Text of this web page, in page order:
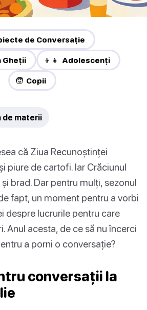
de Conversație
Gheții 👦👧 Adolescenți
🧒 Copii
de materii
că Ziua Recunoștinței
piure de cartofi. Iar Crăciunul
brad. Dar pentru mulți, sezonul
fapt, un moment pentru a vorbi
despre lucrurile pentru care
Anul acesta, de ce să nu încerci
a porni o conversație?
conversații la